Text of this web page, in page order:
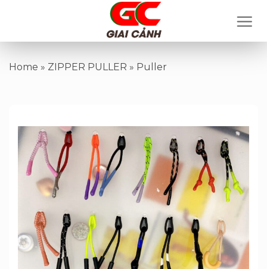
Home » ZIPPER PULLER » Puller